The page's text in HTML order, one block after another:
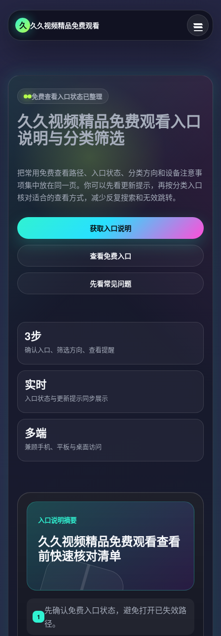
久 久久视频精品免费观看
免费查看入口状态已整理
久久视频精品免费观看入口
说明与分类筛选
把常用免费查看路径、入口状态、分类方向和设备注意事
项集中放在同一页。你可以先看更新提示，再按分类入口
核对适合的查看方式，减少反复搜索和无效跳转。
获取入口说明
查看免费入口
先看常见问题
3步
确认入口、筛选方向、查看提醒
实时
入口状态与更新提示同步展示
多端
兼顾手机、平板与桌面访问
入口说明摘要
久久视频精品免费观看查看
前快速核对清单
1
先确认免费入口状态，避免打开已失效路
径。